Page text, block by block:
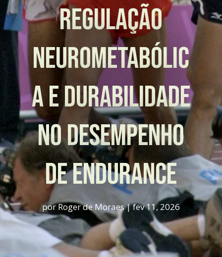
regulação
neurometabólic
a e durabilidade
no desempenho
de endurance
porRoger de Moraes|fev 11, 2026